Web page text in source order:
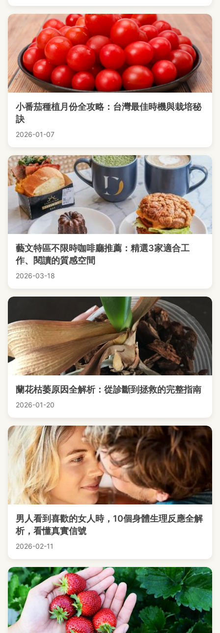
小番茄種植月份全攻略：台灣最佳時機與栽培秘
訣
2026-01-07
藝文特區不限時咖啡廳推薦：精選3家適合工
作、閱讀的質感空間
2026-03-18
蘭花枯萎原因全解析：從診斷到拯救的完整指南
2026-01-20
男人看到喜歡的女人時，10個身體生理反應全解
析，看懂真實信號
2026-02-11